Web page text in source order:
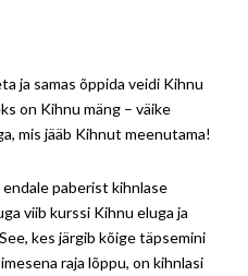
ja samas õppida veidi Kihnu
on Kihnu mäng – väike
mis jääb Kihnut meenutama!
paberist kihnlase
viib kurssi Kihnu eluga ja
kes järgib kõige täpsemini
raja lõppu, on kihnlasi